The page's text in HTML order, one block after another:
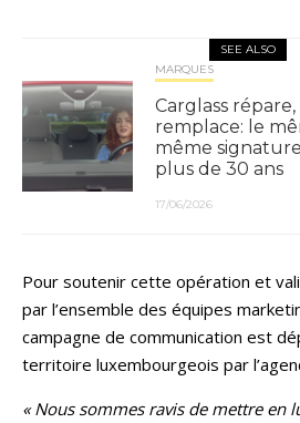
SEE ALSO
MARQUES
Carglass répare,
remplace: le
même
plus de 30 ans
17/06/2026
Pour soutenir cette opération et
par l’ensemble des équipes
campagne de communication est
territoire luxembourgeois par
« Nous sommes ravis de mettre en